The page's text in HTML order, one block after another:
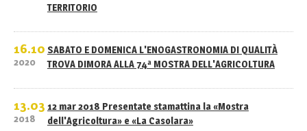
TERRITORIO
16.10
2020
SABATO E DOMENICA L'ENOGASTRONOMIA DI QUALITÀ
TROVA DIMORA ALLA 74ª MOSTRA DELL'AGRICOLTURA
13.03
2018
12 mar 2018 Presentate stamattina la «Mostra
dell'Agricoltura» e «La Casolara»